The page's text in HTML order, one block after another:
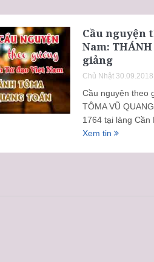
Cầu nguyện
Nam:
giảng
Chủ Nhật 30.09.2018
Cầu nguyện theo
TÔMA VŨ
1764 tại làng Cần
Xem tin